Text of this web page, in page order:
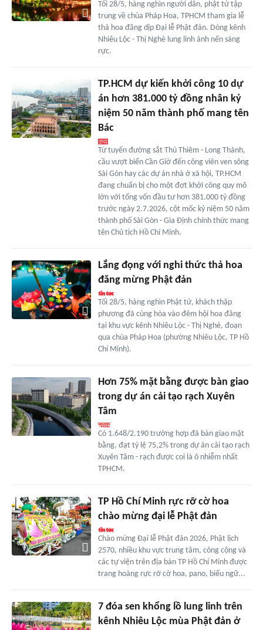
Tối 28/5, hàng nghìn người dân, phật tử tập
trung về chùa Pháp Hoa, TPHCM tham gia lễ
thả hoa đăng dịp Đại lễ Phật đản. Dòng kênh
Nhiêu Lộc - Thị Nghè lung linh ánh nến sáng
rực.
TP.HCM dự kiến khởi công 10 dự
án hơn 381.000 tỷ đồng nhân kỷ
niệm 50 năm thành phố mang tên
Bác
Từ tuyến đường sắt Thủ Thiêm - Long Thành,
cầu vượt biển Cần Giờ đến công viên ven sông
Sài Gòn hay các dự án nhà ở xã hội, TP.HCM
đang chuẩn bị cho một đợt khởi công quy mô
lớn với tổng vốn đầu tư hơn 381.000 tỷ đồng
trước ngày 2.7.2026, cột mốc kỷ niệm 50 năm
thành phố Sài Gòn - Gia Định chính thức mang
tên Chủ tịch Hồ Chí Minh.
Lắng đọng với nghi thức thả hoa
đăng mừng Phật đản
Tối 28/5, hàng nghìn Phật tử, khách thập
phương đã cùng hòa vào đêm hội hoa đăng
tại khu vực kênh Nhiêu Lộc - Thị Nghè, đoạn
qua chùa Pháp Hoa (phường Nhiêu Lộc, TP Hồ
Chí Minh).
Hơn 75% mặt bằng được bàn giao
trong dự án cải tạo rạch Xuyên
Tâm
Có 1.648/2.190 trường hợp đã bàn giao mặt
bằng, đạt tỷ lệ 75,2% trong dự án cải tạo rạch
Xuyên Tâm - rạch được coi là ô nhiễm nhất
TPHCM.
TP Hồ Chí Minh rực rỡ cờ hoa
chào mừng đại lễ Phật đản
Chào mừng Đại lễ Phật đản 2026, Phật lịch
2570, nhiều khu vực trung tâm, công cộng và
các tự viện trên địa bàn TP Hồ Chí Minh được
trang hoàng rực rỡ cờ hoa, pano, biểu ngữ...
7 đóa sen khổng lồ lung linh trên
kênh Nhiêu Lộc mùa Phật đản ở